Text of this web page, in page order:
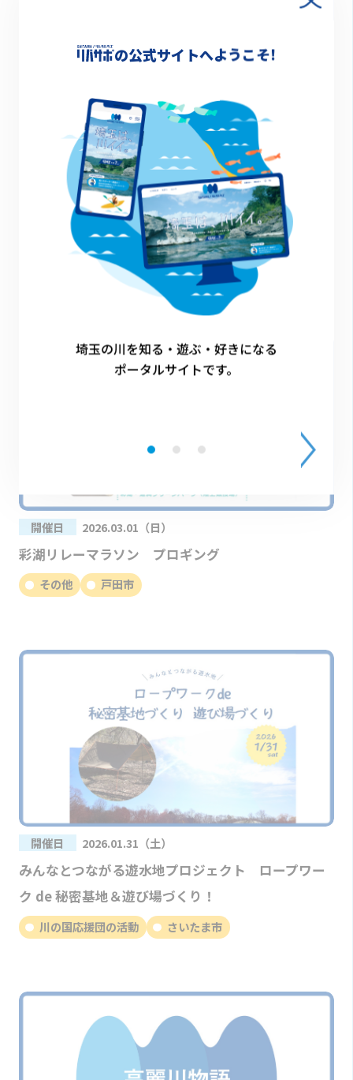
清掃活動
その他のイベント
開催日 2026.03.01（日）
彩湖リレーマラソン プロギング
その他 戸田市
開催日 2026.01.31（土）
みんなとつながる遊水地プロジェクト ロープワー
ク de 秘密基地＆遊び場づくり！
川の国応援団の活動 さいたま市
の公式サイトへようこそ!
埼玉の川を知る・遊ぶ・好きになる
ポータルサイトです。